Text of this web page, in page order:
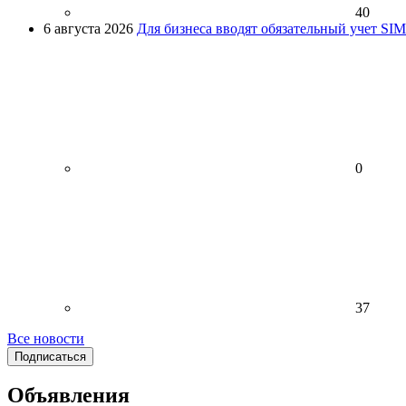
40
6 августа 2026 Для бизнеса вводят обязательный учет
0
37
Все новости
Подписаться
Объявления